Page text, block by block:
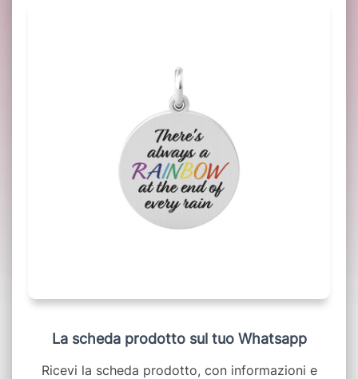
La scheda prodotto sul tuo Whatsapp
Ricevi la scheda prodotto, con informazioni e